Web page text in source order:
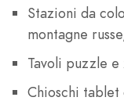
Stazioni da
montagne
Tavoli puzzle
Chioschi